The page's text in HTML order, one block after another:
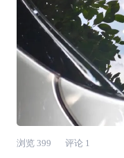
浏览 399 评论 1